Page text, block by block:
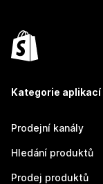
Kategorie aplikací
Prodejní kanály
Hledání produktů
Prodej produktů